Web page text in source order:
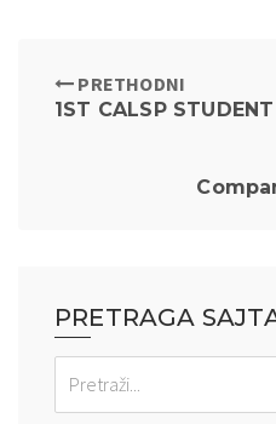
PRETHODNI
PRETRAGA